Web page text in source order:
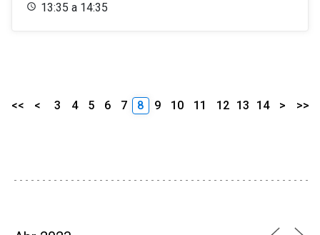
13:35 a 14:35
<< < 3 4 5 6 7 8 9 10 11 12 13 14 > >>